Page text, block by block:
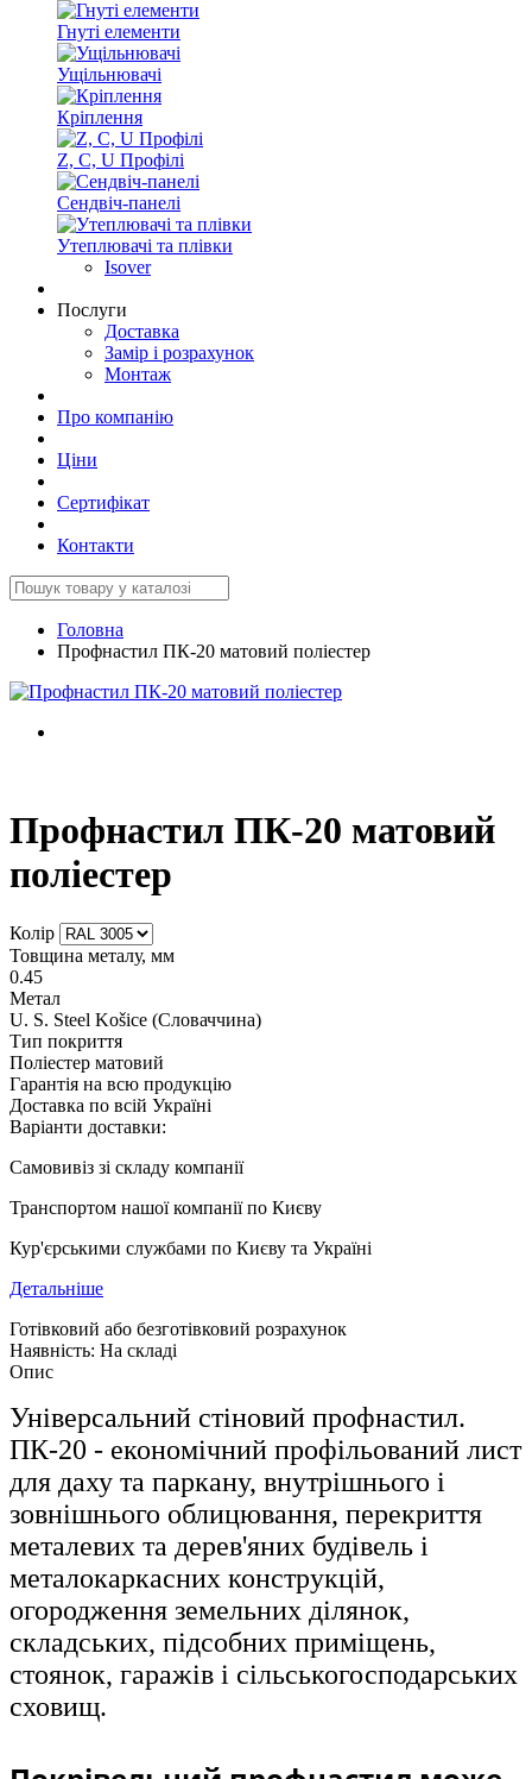
Гнуті елементи
Ущільнювачі
Кріплення
Z, C, U Профілі
Сендвіч-панелі
Утеплювачі та плівки
Isover
Послуги
Доставка
Замір і розрахунок
Монтаж
Про компанію
Ціни
Сертифікат
Контакти
Головна
Профнастил ПК-20 матовий поліестер
Профнастил ПК-20 матовий
поліестер
Колір
Товщина металу, мм
0.45
Метал
U. S. Steel Košice (Словаччина)
Тип покриття
Поліестер матовий
Гарантія на всю продукцію
Доставка по всій Україні
Варіанти доставки:
Самовивіз зі складу компанії
Транспортом нашої компанії по Києву
Кур'єрськими службами по Києву та Україні
Детальніше
Готівковий або безготівковий розрахунок
Наявність: На складі
Опис
Універсальний стіновий профнастил.
ПК-20 - економічний профільований лист
для даху та паркану, внутрішнього і
зовнішнього облицювання, перекриття
металевих та дерев'яних будівель і
металокаркасних конструкцій,
огородження земельних ділянок,
складських, підсобних приміщень,
стоянок, гаражів і сільськогосподарських
сховищ.